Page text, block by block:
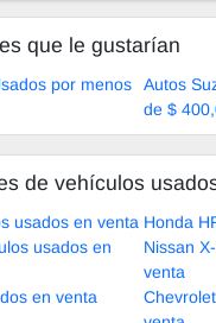
que le gustarían
por menos
Autos
de $
de vehículos
usados en venta Honda
usados en
Nissan
venta
en venta